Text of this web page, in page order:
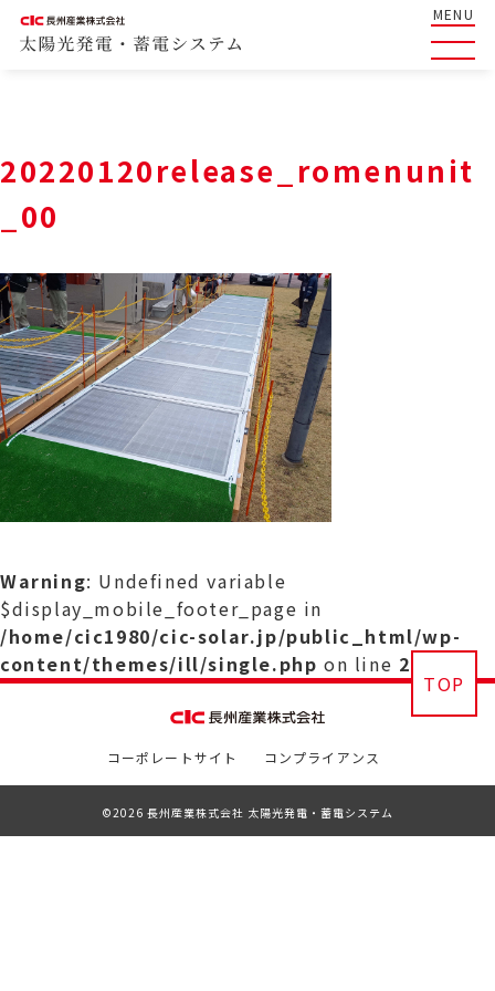
MENU
20220120release_romenunit
_00
Warning: Undefined variable
$display_mobile_footer_page in
/home/cic1980/cic-solar.jp/public_html/wp-
content/themes/ill/single.php on line 29
TOP
コーポレートサイト コンプライアンス
©2026 長州産業株式会社 太陽光発電・蓄電システム